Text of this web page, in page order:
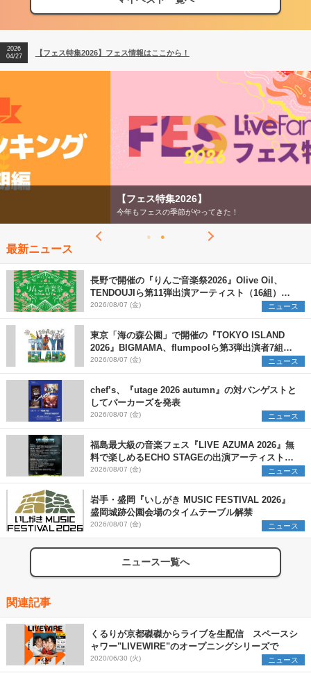
【フェス特集2026】フェス情報はここから！
【ライブ動員ランキング】2026年上半期編発表！
2026
04/27
【フェス特集2026】フェス情報はここから！
2026
今年もフェスの季節がやってきた！
最新ニュース
長野で開催の『りんご音楽祭2026』Olive Oil、
TENDOUJIら第11弾出演アーティスト（16組）を
発表
2026/08/07 (金) ニュース
東京「海の森公園」で開催の『TOKYO ISLAND
2026』BIGMAMA、flumpoolら第3弾出演者7組を
発表 ワークショップ・アート出展者を募集
2026/08/07 (金) ニュース
chef’s、『utage 2026 autumn』の対バンゲストと
してパーカーズを発表
2026/08/07 (金) ニュース
福島最大級の音楽フェス『LIVE AZUMA 2026』無
料で楽しめるECHO STAGEの出演アーティストを
発表
2026/08/07 (金) ニュース
岩手・盛岡『いしがき MUSIC FESTIVAL 2026』
盛岡城跡公園会場のタイムテーブル解禁
2026/08/07 (金) ニュース
ニュース一覧へ
関連記事
くるりが京都磔磔からライブを生配信 スペースシ
ャワー"LIVEWIRE"のオープニングシリーズで
2020/06/30 (火) ニュース